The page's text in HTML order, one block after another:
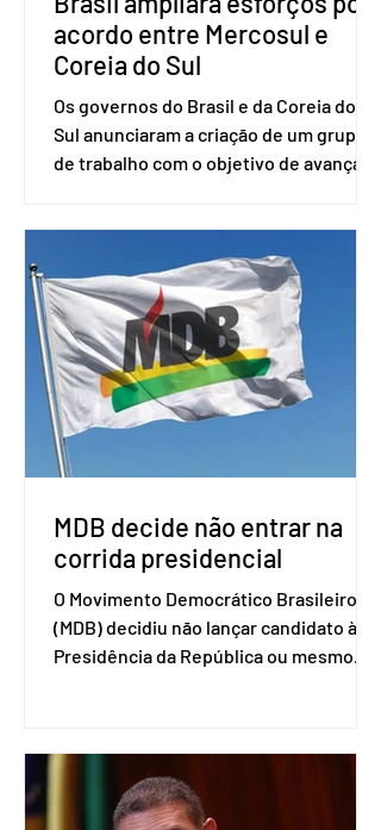
acordo entre Mercosul e
Coreia do Sul
Os governos do Brasil e da Coreia do
Sul anunciaram a criação de um grupo
de trabalho com o objetivo de avançar
Uruguai, além de outros países
associados. “Decidimos criar um grupo
de trabalho que vai identificar
sensibilidades dos dois lados e evitar
que elas sejam um empecilho para a
retomada das negociações de um
acordo do Mercosul com a Coreia”,
disse o presiden
MDB decide não entrar na
corrida presidencial
O Movimento Democrático Brasileiro
(MDB) decidiu não lançar candidato à
Presidência da República ou mesmo
decidiu liberar seus diretórios